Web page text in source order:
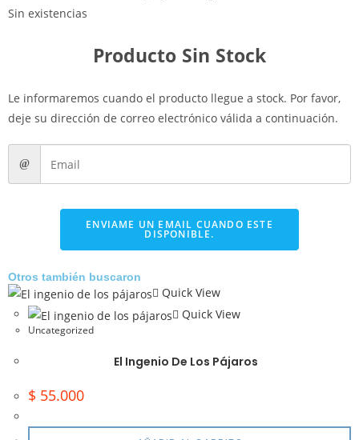
Sin existencias
Producto Sin Stock
Le informaremos cuando el producto llegue a stock. Por favor,
deje su dirección de correo electrónico válida a continuación.
ENVIAME UN EMAIL CUANDO ESTE
DISPONIBLE.
Otros también buscaron
Quick View
Quick View
Uncategorized
El Ingenio De Los Pájaros
$ 55.000